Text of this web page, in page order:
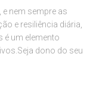
nem sempre as
e resiliência diária,
um elemento
dono do seu